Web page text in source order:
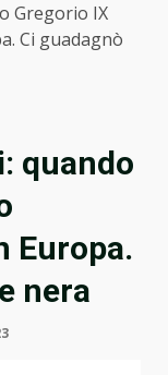
Gregorio IX
Ci guadagnò
quando
Europa.
nera